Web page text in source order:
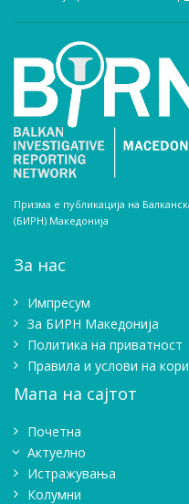
Призма е публикација на
(БИРН) Македонија
За нас
Импресум
Зa БИРН Македонија
Политика на приватност
Правила и услови на
Мапа на сајтот
Почетна
Актуелно
Истражувањa
Колумни